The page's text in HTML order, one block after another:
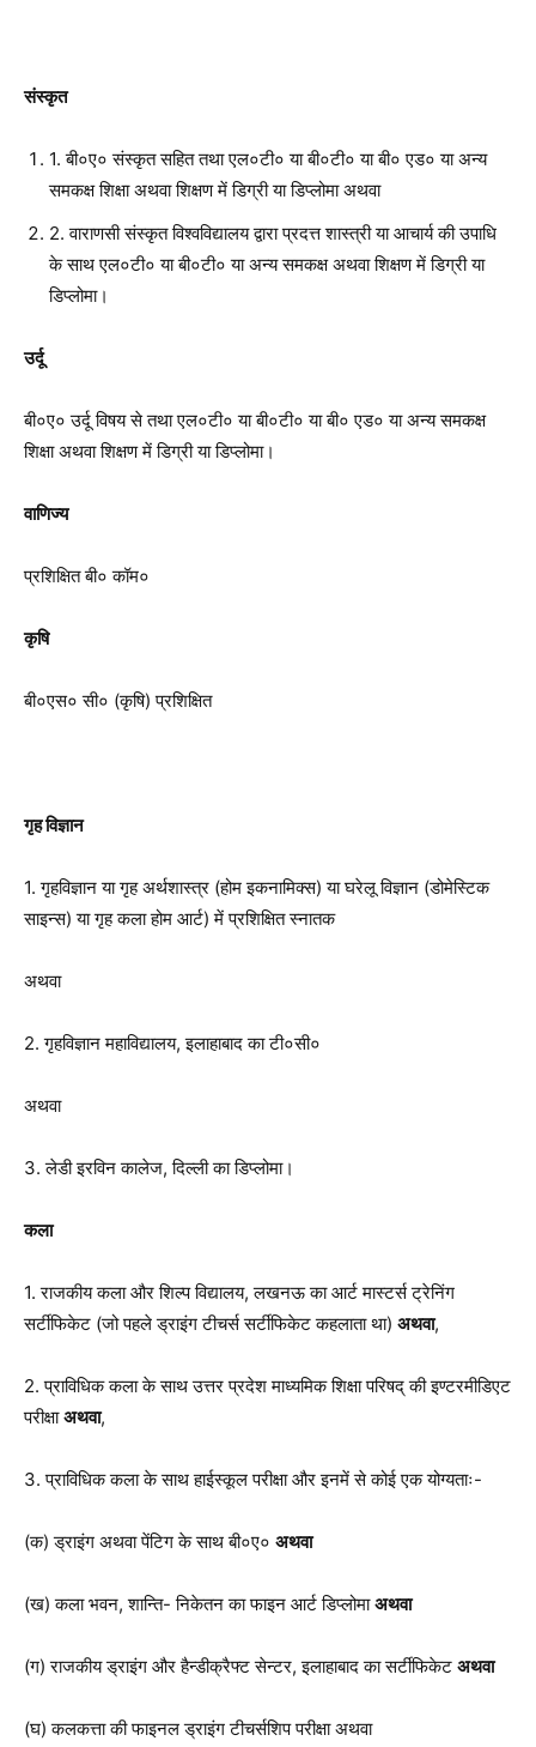
संस्कृत
1. बी०ए० संस्कृत सहित तथा एल०टी० या बी०टी० या बी० एड० या अन्य
समकक्ष शिक्षा अथवा शिक्षण में डिग्री या डिप्लोमा अथवा
2. वाराणसी संस्कृत विश्वविद्यालय द्वारा प्रदत्त शास्त्री या आचार्य की उपाधि
के साथ एल०टी० या बी०टी० या अन्य समकक्ष अथवा शिक्षण में डिग्री या
डिप्लोमा।
उर्दू
बी०ए० उर्दू विषय से तथा एल०टी० या बी०टी० या बी० एड० या अन्य समकक्ष
शिक्षा अथवा शिक्षण में डिग्री या डिप्लोमा।
वाणिज्य
प्रशिक्षित बी० कॉम०
कृषि
बी०एस० सी० (कृषि) प्रशिक्षित
गृह विज्ञान
1. गृहविज्ञान या गृह अर्थशास्त्र (होम इकनामिक्स) या घरेलू विज्ञान (डोमेस्टिक
साइन्स) या गृह कला होम आर्ट) में प्रशिक्षित स्नातक
अथवा
2. गृहविज्ञान महाविद्यालय, इलाहाबाद का टी०सी०
अथवा
3. लेडी इरविन कालेज, दिल्ली का डिप्लोमा।
कला
1. राजकीय कला और शिल्प विद्यालय, लखनऊ का आर्ट मास्टर्स ट्रेनिंग
सर्टीफिकेट (जो पहले ड्राइंग टीचर्स सर्टीफिकेट कहलाता था) अथवा,
2. प्राविधिक कला के साथ उत्तर प्रदेश माध्यमिक शिक्षा परिषद् की इण्टरमीडिएट
परीक्षाअथवा,
3. प्राविधिक कला के साथ हाईस्कूल परीक्षा और इनमें से कोई एक योग्यताः-
(क) ड्राइंग अथवा पेंटिग के साथ बी०ए० अथवा
(ख) कला भवन, शान्ति- निकेतन का फाइन आर्ट डिप्लोमाअथवा
(ग) राजकीय ड्राइंग और हैन्डीक्रैफ्ट सेन्टर, इलाहाबाद का सर्टीफिकेट अथवा
(घ) कलकत्ता की फाइनल ड्राइंग टीचर्सशिप परीक्षा अथवा